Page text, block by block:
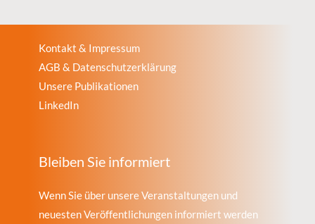
Kontakt & Impressum
AGB & Datenschutzerklärung
Unsere Publikationen
LinkedIn
Bleiben Sie informiert
Wenn Sie über unsere Veranstaltungen und
neuesten Veröffentlichungen informiert werden